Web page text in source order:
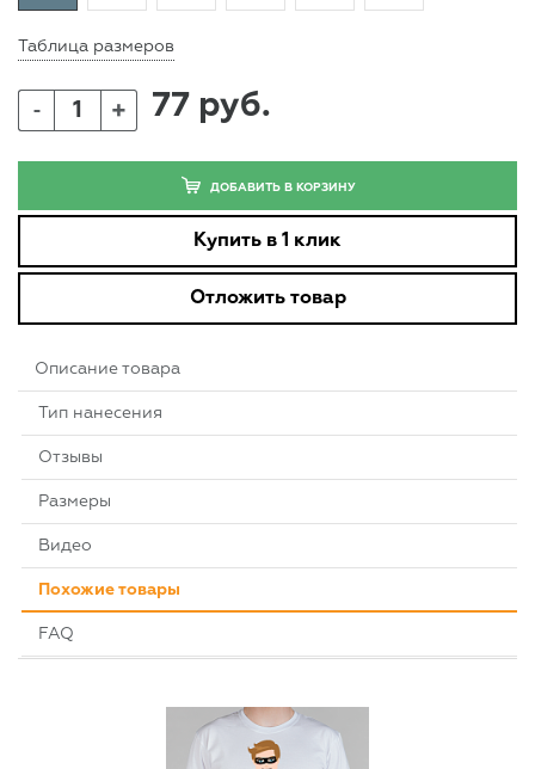
Таблица размеров
- + 77 руб.
ДОБАВИТЬ В КОРЗИНУ
Купить в 1 клик
Отложить товар
Описание товара
Тип нанесения
Отзывы
Размеры
Видео
Похожие товары
FAQ